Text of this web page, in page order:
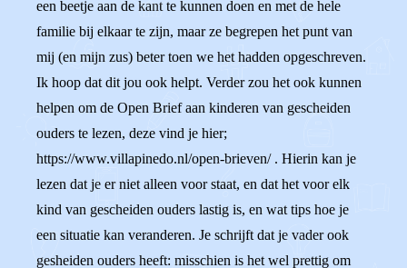
een beetje aan de kant te kunnen doen en met de hele
familie bij elkaar te zijn, maar ze begrepen het punt van
mij (en mijn zus) beter toen we het hadden opgeschreven.
Ik hoop dat dit jou ook helpt. Verder zou het ook kunnen
helpen om de Open Brief aan kinderen van gescheiden
ouders te lezen, deze vind je hier;
https://www.villapinedo.nl/open-brieven/ . Hierin kan je
lezen dat je er niet alleen voor staat, en dat het voor elk
kind van gescheiden ouders lastig is, en wat tips hoe je
een situatie kan veranderen. Je schrijft dat je vader ook
gesheiden ouders heeft: misschien is het wel prettig om